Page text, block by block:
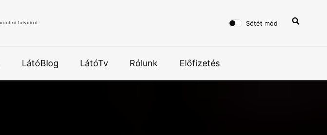
Sötét mód
LátóBlog LátóTv Rólunk Előfizetés